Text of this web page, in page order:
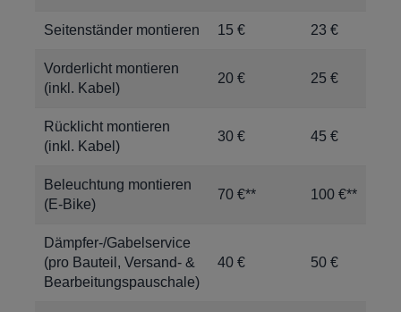
Seitenständer montieren 15 € 23 €
Vorderlicht montieren
(inkl. Kabel)
20 € 25 €
Rücklicht montieren
(inkl. Kabel)
30 € 45 €
Beleuchtung montieren
(E-Bike)
70 €** 100 €**
Dämpfer-/Gabelservice
(pro Bauteil, Versand- &
Bearbeitungspauschale)
40 € 50 €